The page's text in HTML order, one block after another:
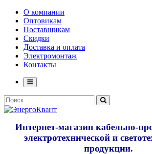
О компании
Оптовикам
Поставщикам
Скидки
Доставка и оплата
Электромонтаж
Контакты
Интернет-магазин кабельно-
электротехнической и
продукции.